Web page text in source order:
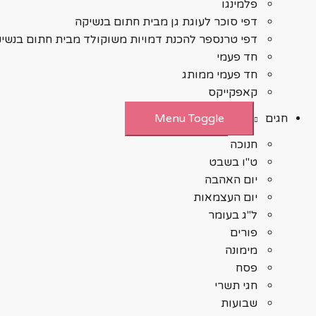
פלמינגו
דפי סוכר לעוגת גן מבית חתום בנשיקה
דפי טרנספר להכנת דמויות משוקולד מבית חתום
חד פעמי
חד פעמי ממותג
קאפקייקס
חגים
Menu Toggle
חנוכה
ט"ו בשבט
יום האהבה
יום העצמאות
ל"ג בעומר
פורים
מימונה
פסח
חגי תשרי
שבועות